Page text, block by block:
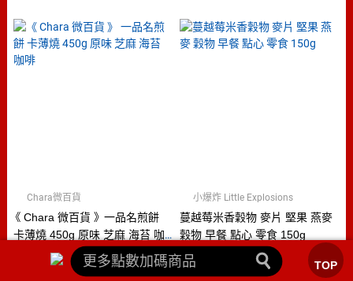
TOP
《 Chara 微百貨 》 一品名煎餅
卡薄燒 450g 原味 芝麻 海苔 咖
Chara微百貨
159
蔓越莓米香穀物 麥片 堅果 燕麥
穀物 早餐 點心 零食 150g
小爆炸 Little Explosions
270